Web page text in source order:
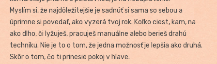
Myslím si, že najdôležitejšie je sadnúť si sama so sebou a
úprimne si povedať, ako vyzerá tvoj rok. Koľko ciest, kam, na
ako dlho, či lyžuješ, pracuješ manuálne alebo berieš drahú
techniku. Nie je to o tom, že jedna možnosť je lepšia ako druhá.
Skôr o tom, čo ti prinesie pokoj v hlave.